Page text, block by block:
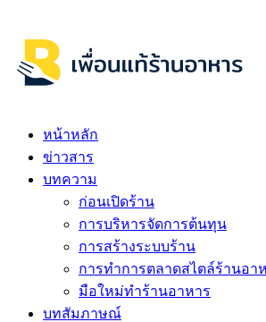
หน้าหลัก
ข่าวสาร
บทความ
ก่อนเปิดร้าน
การบริหารจัดการต้นทุน
การสร้างระบบร้าน
การทำการตลาดสไตล์ร้านอา
มือใหม่ทำร้านอาหาร
บทสัมภาษณ์